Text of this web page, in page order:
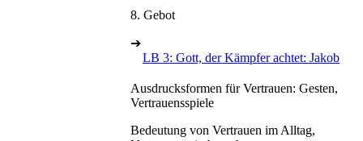
8. Gebot
➔
LB 3: Gott, der Kämpfer achtet: Jakob
Ausdrucksformen für Vertrauen: Gesten,
Vertrauensspiele
Bedeutung von Vertrauen im Alltag,